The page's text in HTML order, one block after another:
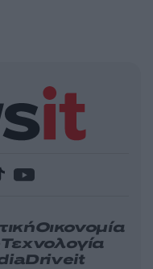
Οικονομία
Τεχνολογία
Driveit